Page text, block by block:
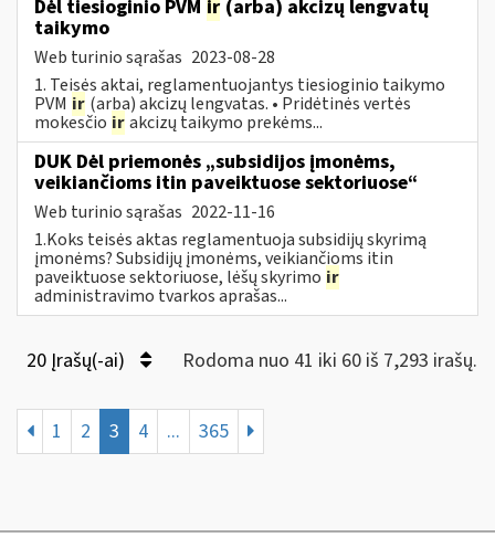
Dėl tiesioginio PVM ir (arba) akcizų lengvatų
taikymo
Web turinio sąrašas 2023-08-28
1. Teisės aktai, reglamentuojantys tiesioginio taikymo
PVM ir (arba) akcizų lengvatas. • Pridėtinės vertės
mokesčio irakcizų taikymo prekėms...
DUK Dėl priemonės „subsidijos įmonėms,
veikiančioms itin paveiktuose sektoriuose“
Web turinio sąrašas 2022-11-16
1.Koks teisės aktas reglamentuoja subsidijų skyrimą
įmonėms? Subsidijų įmonėms, veikiančioms itin
paveiktuose sektoriuose, lėšų skyrimo ir
administravimo tvarkos aprašas...
20 Įrašų(-ai) Rodoma nuo 41 iki 60 iš 7,293 irašų.
1 2 3 4 ... 365